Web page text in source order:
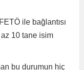
ile bağlantısı
10 tane isim
bu durumun hiç